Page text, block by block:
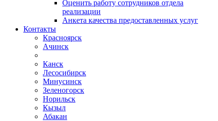
Оценить работу сотрудников отдела
реализации
Анкета качества предоставленных услуг
Контакты
Красноярск
Ачинск
Канск
Лесосибирск
Минусинск
Зеленогорск
Норильск
Кызыл
Абакан